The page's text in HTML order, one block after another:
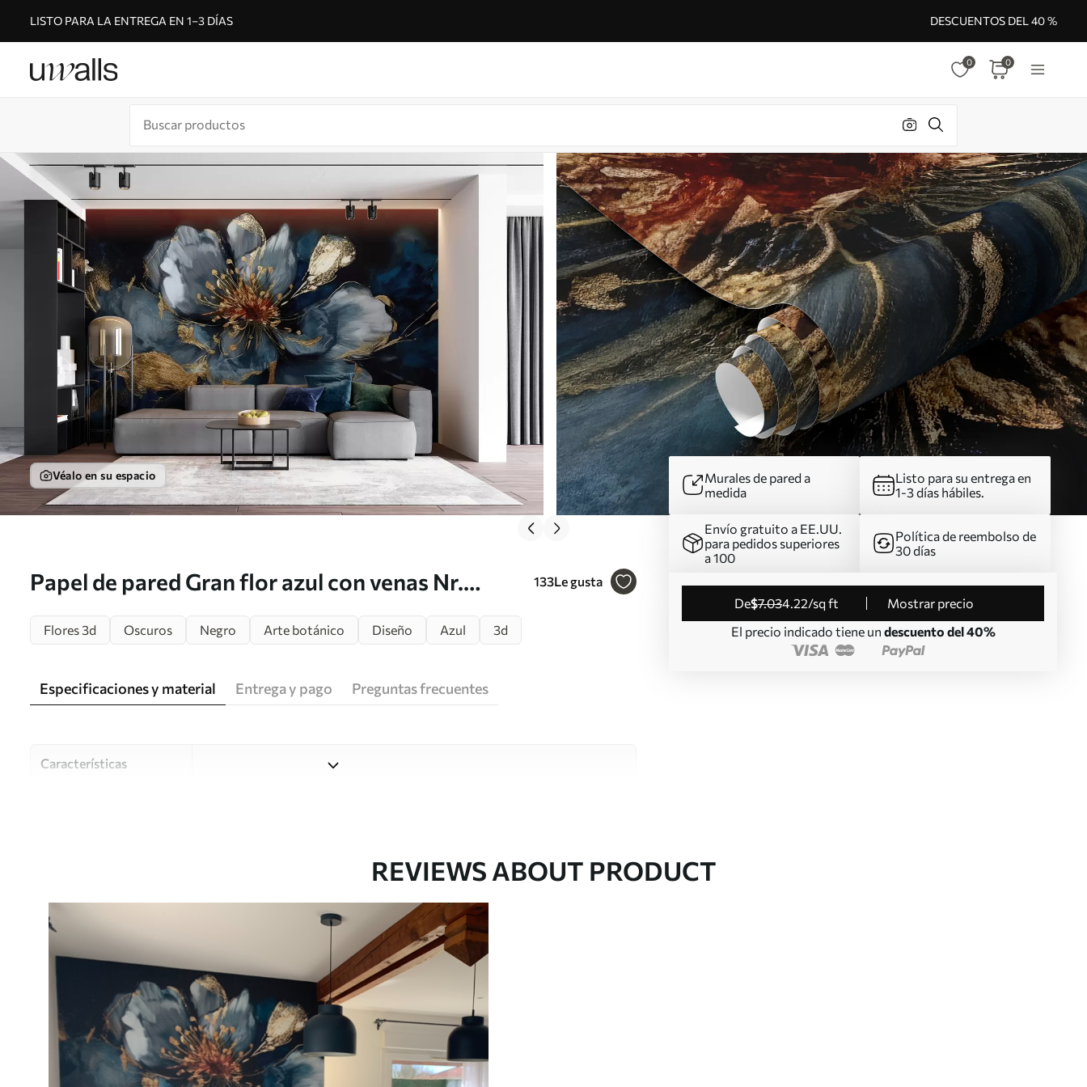
LISTO PARA LA ENTREGA EN 1–3 DÍAS DESCUENTOS DEL 40 %
0 0
Véalo en su espacio
Papel de pared Gran flor azul con venas Nr.
133Le gusta
Murales de pared a
medida
Listo para su entrega en
1-3 días hábiles.
Envío gratuito a EE.UU.
para pedidos superiores
a 100
Política de reembolso de
30 días
de$7.034.22/sq ft
Mostrar precio
El precio indicado tiene un descuento del 40%
Flores 3d Oscuros Negro Arte botánico Diseño Azul 3d
Especificaciones y material Entrega y pago Preguntas frecuentes
Características
Número de artículo
Producción Impreso bajo pedido y entregado en rollos de hasta 50 cm de ancho.
Adicionalmente Disponible con recubrimiento de barniz y/o adhesivo para empapelar.
Limpieza
Se puede limpiar suavemente con una esponja suave. Los murales de pared
con recubrimiento de barniz pueden limpiarse con agua.
REVIEWS ABOUT PRODUCT